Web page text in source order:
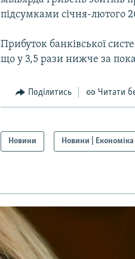
підсумками січня-лютого
Прибуток банківської
що у 3,5 рази нижче за
Поділитись Читати
Новини Новини | Економіка